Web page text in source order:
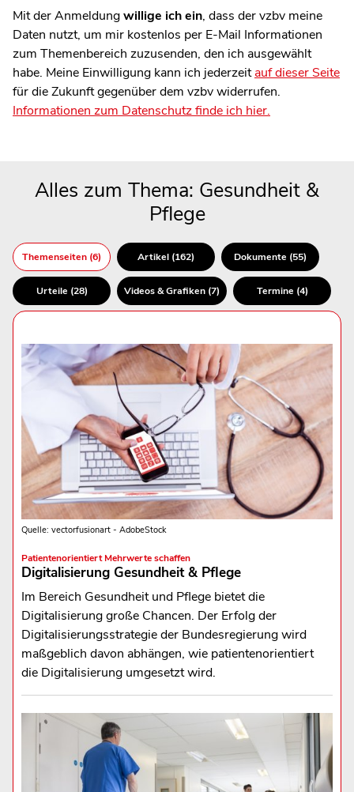
Mit der Anmeldungwillige ich ein, dass der vzbv meine
Daten nutzt, um mir kostenlos per E-Mail Informationen
zum Themenbereich zuzusenden, den ich ausgewählt
habe. Meine Einwilligung kann ich jederzeitauf dieser Seite
für die Zukunft gegenüber dem vzbv widerrufen.
Informationen zum Datenschutz finde ich hier.
Alles zum Thema: Gesundheit &
Pflege
Themenseiten (6) Artikel (162) Dokumente (55)
Urteile (28) Videos & Grafiken (7) Termine (4)
Quelle: vectorfusionart - AdobeStock
Patientenorientiert Mehrwerte schaffen
Digitalisierung Gesundheit & Pflege
Im Bereich Gesundheit und Pflege bietet die
Digitalisierung große Chancen. Der Erfolg der
Digitalisierungsstrategie der Bundesregierung wird
maßgeblich davon abhängen, wie patientenorientiert
die Digitalisierung umgesetzt wird.